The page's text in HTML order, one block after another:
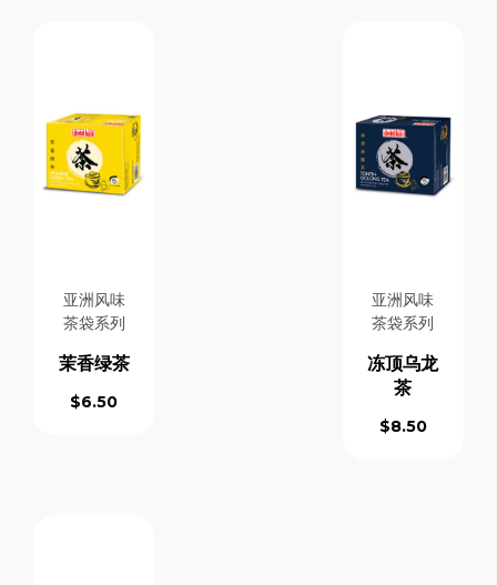
亚洲风味
茶袋系列
茉香绿茶
$6.50
亚洲风味
茶袋系列
冻顶乌龙
茶
$8.50